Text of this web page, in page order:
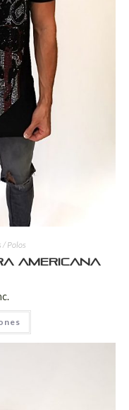
/ Polos
americana